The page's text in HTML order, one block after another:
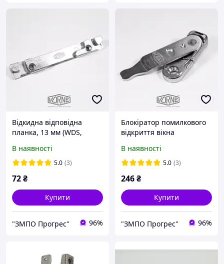
Відкидна відповідна
планка, 13 мм (WDS,
(AKK3101)
В наявності
5.0 (3)
72₴
Купити
"ЗМПО Прогрес" 96%
Блокіратор помилкового
відкриття вікна
119)
В наявності
5.0 (3)
246₴
Купити
"ЗМПО Прогрес" 96%